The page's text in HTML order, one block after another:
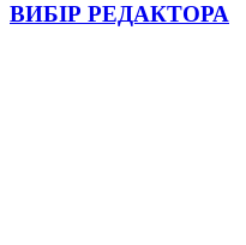
ВИБІР РЕДАКТОРА